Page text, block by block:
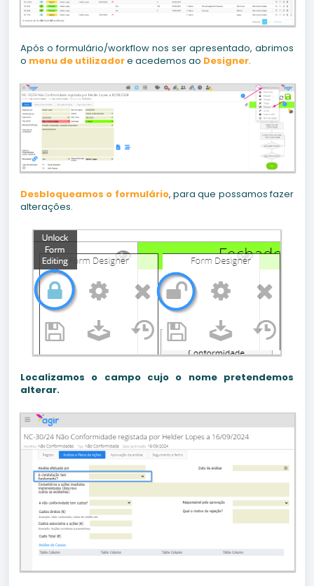
Após o formulário/workflow nos ser apresentado, abrimos
o menu de utilizadore acedemos ao Designer.
Desbloqueamos o formulário, para que possamos fazer
alterações.
Localizamos o campo cujo o nome pretendemos
alterar.